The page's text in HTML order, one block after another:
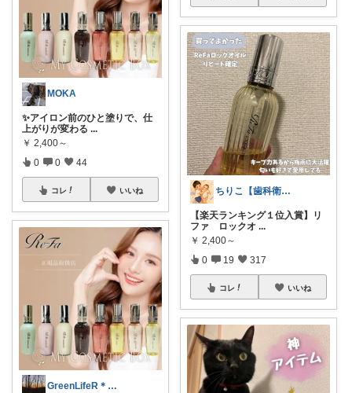
MOKA
✨アイロン前のひと塗りで、仕
上がりが変わる ...
￥ 2,400～
0 0 44
コレ いいね
GreenLifeR＊美容＊時短グッズ
ちりこ【歯科衛生士ママ】
【楽天ランキング１位入賞】リ
ファ ロックオ ...
￥ 2,400～
0 19 317
コレ いいね